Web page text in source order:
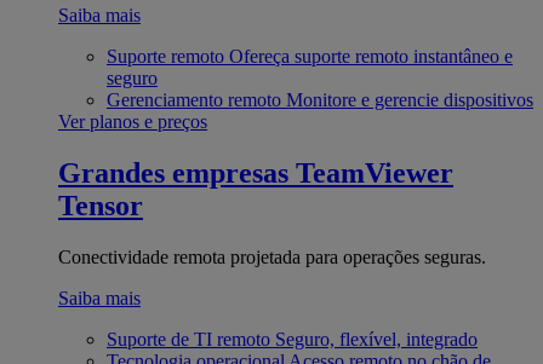
Saiba mais
Suporte remoto Ofereça suporte remoto instantâneo e
seguro
Gerenciamento remoto Monitore e gerencie dispositivos
Ver planos e preços
Grandes empresas TeamViewer
Tensor
Conectividade remota projetada para operações seguras.
Saiba mais
Suporte de TI remoto Seguro, flexível, integrado